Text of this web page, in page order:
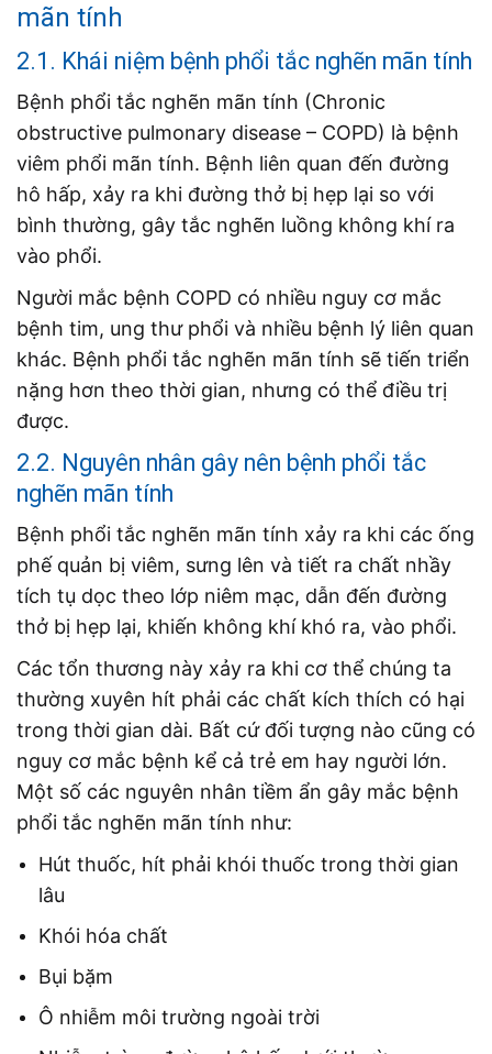
mãn tính
2.1. Khái niệm bệnh phổi tắc nghẽn mãn tính
Bệnh phổi tắc nghẽn mãn tính (Chronic
obstructive pulmonary disease – COPD) là bệnh
viêm phổi mãn tính. Bệnh liên quan đến đường
hô hấp, xảy ra khi đường thở bị hẹp lại so với
bình thường, gây tắc nghẽn luồng không khí ra
vào phổi.
Người mắc bệnh COPD có nhiều nguy cơ mắc
bệnh tim, ung thư phổi và nhiều bệnh lý liên quan
khác. Bệnh phổi tắc nghẽn mãn tính sẽ tiến triển
nặng hơn theo thời gian, nhưng có thể điều trị
được.
2.2. Nguyên nhân gây nên bệnh phổi tắc
nghẽn mãn tính
Bệnh phổi tắc nghẽn mãn tính xảy ra khi các ống
phế quản bị viêm, sưng lên và tiết ra chất nhầy
tích tụ dọc theo lớp niêm mạc, dẫn đến đường
thở bị hẹp lại, khiến không khí khó ra, vào phổi.
Các tổn thương này xảy ra khi cơ thể chúng ta
thường xuyên hít phải các chất kích thích có hại
trong thời gian dài. Bất cứ đối tượng nào cũng có
nguy cơ mắc bệnh kể cả trẻ em hay người lớn.
Một số các nguyên nhân tiềm ẩn gây mắc bệnh
phổi tắc nghẽn mãn tính như:
Hút thuốc, hít phải khói thuốc trong thời gian
lâu
Khói hóa chất
Bụi bặm
Ô nhiễm môi trường ngoài trời